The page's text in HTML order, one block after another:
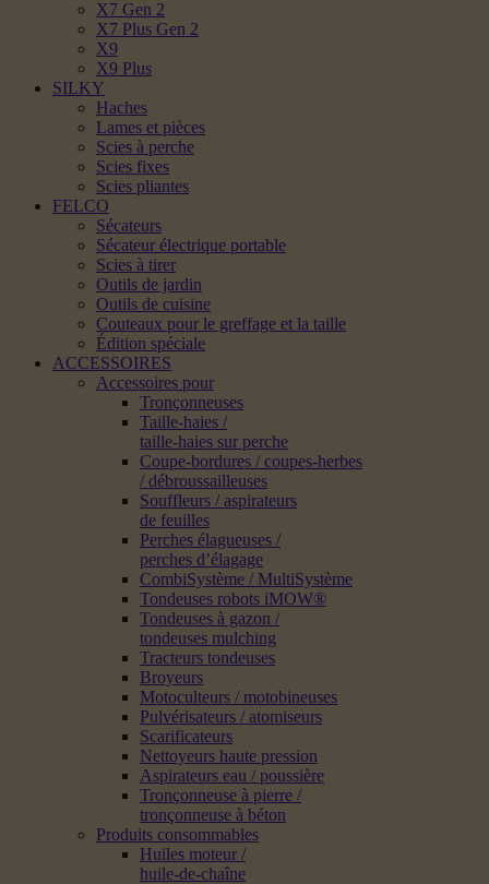
X7 Gen 2
X7 Plus Gen 2
X9
X9 Plus
SILKY
Haches
Lames et pièces
Scies à perche
Scies fixes
Scies pliantes
FELCO
Sécateurs
Sécateur électrique portable
Scies à tirer
Outils de jardin
Outils de cuisine
Couteaux pour le greffage et la taille
Édition spéciale
ACCESSOIRES
Accessoires pour
Tronçonneuses
Taille-haies /
taille-haies sur perche
Coupe-bordures / coupes-herbes
/ débroussailleuses
Souffleurs / aspirateurs
de feuilles
Perches élagueuses /
perches d’élagage
CombiSystème / MultiSystème
Tondeuses robots iMOW®
Tondeuses à gazon /
tondeuses mulching
Tracteurs tondeuses
Broyeurs
Motoculteurs / motobineuses
Pulvérisateurs / atomiseurs
Scarificateurs
Nettoyeurs haute pression
Aspirateurs eau / poussière
Tronçonneuse à pierre /
tronçonneuse à béton
Produits consommables
Huiles moteur /
huile-de-chaîne